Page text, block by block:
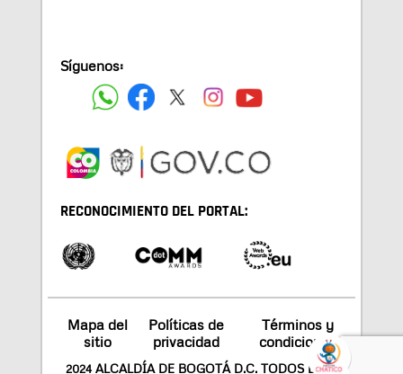
Síguenos:
RECONOCIMIENTO DEL PORTAL:
Mapa del
sitio
Políticas de
privacidad
Términos y
condiciones
2024 ALCALDÍA DE BOGOTÁ D.C. TODOS LOS